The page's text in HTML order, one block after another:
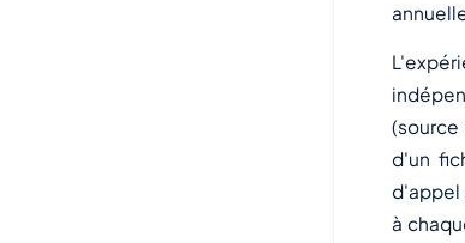
(source
d'un
d'appel
à